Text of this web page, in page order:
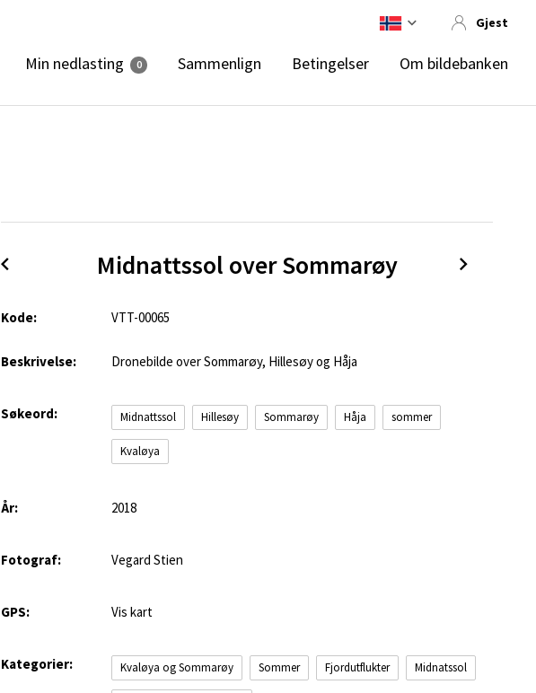
Gjest
Min nedlasting 0 Sammenlign Betingelser Om bildebanken
Midnattssol over Sommarøy
Kode: VTT-00065
Beskrivelse: Dronebilde over Sommarøy, Hillesøy og Håja
Søkeord: Midnattssol Hillesøy Sommarøy Håja sommer
Kvaløya
År: 2018
Fotograf: Vegard Stien
GPS: Vis kart
Kategorier: Kvaløya og Sommarøy Sommer Fjordutflukter Midnatssol